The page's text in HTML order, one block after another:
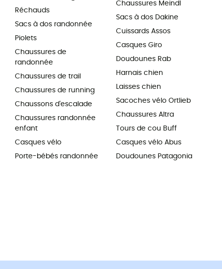
Réchauds
Sacs à dos randonnée
Piolets
Chaussures de
randonnée
Chaussures de trail
Chaussures de running
Chaussons d'escalade
Chaussures randonnée
enfant
Casques vélo
Porte-bébés randonnée
Chaussures Meindl
Sacs à dos Dakine
Cuissards Assos
Casques Giro
Doudounes Rab
Harnais chien
Laisses chien
Sacoches vélo Ortlieb
Chaussures Altra
Tours de cou Buff
Casques vélo Abus
Doudounes Patagonia